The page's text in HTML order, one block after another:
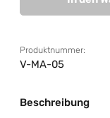
Produktnummer:
V-MA-05
Beschreibung